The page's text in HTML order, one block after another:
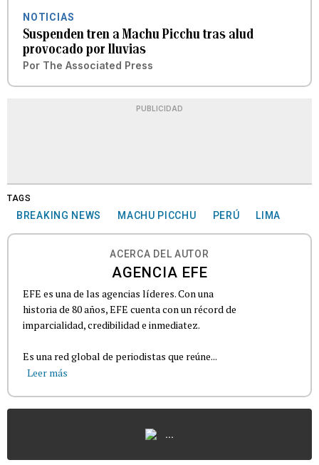
NOTICIAS
Suspenden tren a Machu Picchu tras alud
provocado por lluvias
Por The Associated Press
PUBLICIDAD
TAGS
BREAKING NEWS MACHU PICCHU PERÚ LIMA
ACERCA DEL AUTOR
AGENCIA EFE
EFE es una de las agencias líderes. Con una
historia de 80 años, EFE cuenta con un récord de
imparcialidad, credibilidad e inmediatez.
Es una red global de periodistas que reúne...
Leer más
...